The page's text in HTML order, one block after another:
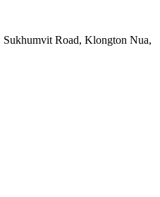
Road, Klongton Nua,